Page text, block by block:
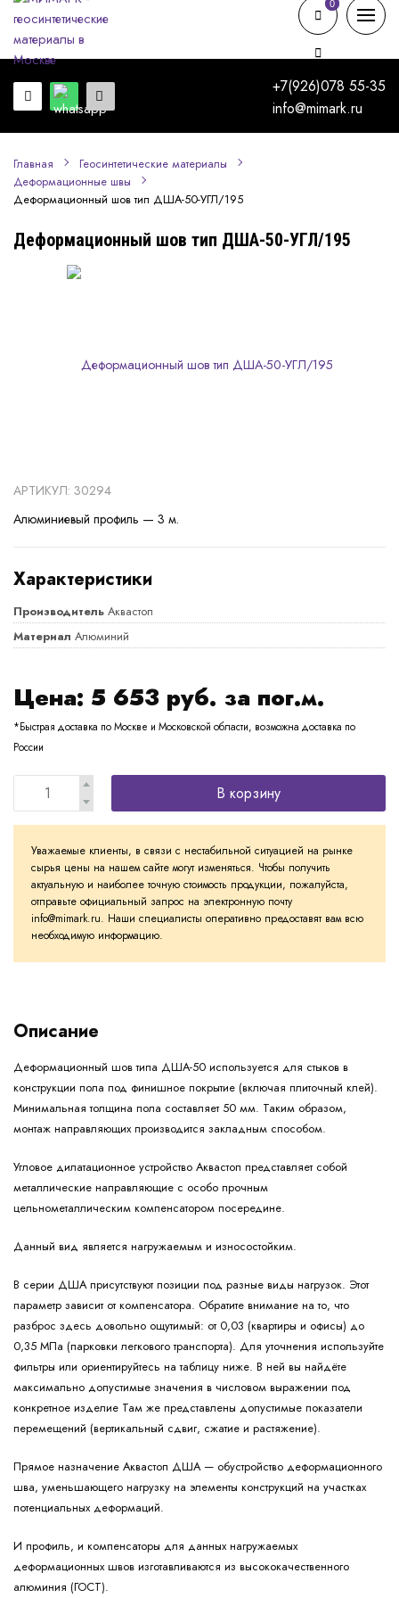
+7(926)078 55-35
info@mimark.ru
0
0
Главная
Геосинтетические материалы
Деформационные швы
Деформационный шов тип ДША-50-УГЛ/195
Деформационный шов тип ДША-50-УГЛ/195
АРТИКУЛ: 30294
Алюминиевый профиль — 3 м.
Характеристики
Производитель Аквастоп
Материал Алюминий
Цена: 5 653 руб. за пог.м.
*Быстрая доставка по Москве и Московской области, возможна доставка по
России
В корзину
Уважаемые клиенты, в связи с нестабильной ситуацией на рынке
сырья цены на нашем сайте могут изменяться. Чтобы получить
актуальную и наиболее точную стоимость продукции, пожалуйста,
отправьте официальный запрос на электронную почту
info@mimark.ru. Наши специалисты оперативно предоставят вам всю
необходимую информацию.
Описание
Деформационный шов типа ДША-50 используется для стыков в
конструкции пола под финишное покрытие (включая плиточный клей).
Минимальная толщина пола составляет 50 мм. Таким образом,
монтаж направляющих производится закладным способом.
Угловое дилатационное устройство Аквастоп представляет собой
металлические направляющие с особо прочным
цельнометаллическим компенсатором посередине.
Данный вид является нагружаемым и износостойким.
В серии ДША присутствуют позиции под разные виды нагрузок. Этот
параметр зависит от компенсатора. Обратите внимание на то, что
разброс здесь довольно ощутимый: от 0,03 (квартиры и офисы) до
0,35 МПа (парковки легкового транспорта). Для уточнения используйте
фильтры или ориентируйтесь на таблицу ниже. В ней вы найдёте
максимально допустимые значения в числовом выражении под
конкретное изделие Там же представлены допустимые показатели
перемещений (вертикальный сдвиг, сжатие и растяжение).
Прямое назначение Аквастоп ДША — обустройство деформационного
шва, уменьшающего нагрузку на элементы конструкций на участках
потенциальных деформаций.
И профиль, и компенсаторы для данных нагружаемых
деформационных швов изготавливаются из высококачественного
алюминия (ГОСТ).